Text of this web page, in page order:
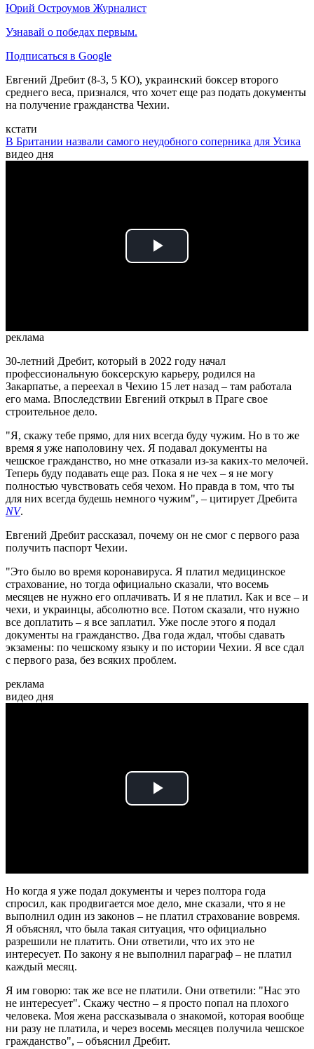
Юрий Остроумов Журналист
Узнавай о победах первым.
Подписаться в Google
Евгений Дребит (8-3, 5 КО), украинский боксер второго
среднего веса, признался, что хочет еще раз подать документы
на получение гражданства Чехии.
кстати
В Британии назвали самого неудобного соперника для Усика
видео дня
Play
реклама
30-летний Дребит, который в 2022 году начал
профессиональную боксерскую карьеру, родился на
Закарпатье, а переехал в Чехию 15 лет назад – там работала
его мама. Впоследствии Евгений открыл в Праге свое
строительное дело.
"Я, скажу тебе прямо, для них всегда буду чужим. Но в то же
время я уже наполовину чех. Я подавал документы на
чешское гражданство, но мне отказали из-за каких-то мелочей.
Теперь буду подавать еще раз. Пока я не чех – я не могу
полностью чувствовать себя чехом. Но правда в том, что ты
для них всегда будешь немного чужим", – цитирует Дребита
NV.
Евгений Дребит рассказал, почему он не смог с первого раза
получить паспорт Чехии.
"Это было во время коронавируса. Я платил медицинское
страхование, но тогда официально сказали, что восемь
месяцев не нужно его оплачивать. И я не платил. Как и все – и
чехи, и украинцы, абсолютно все. Потом сказали, что нужно
все доплатить – я все заплатил. Уже после этого я подал
документы на гражданство. Два года ждал, чтобы сдавать
экзамены: по чешскому языку и по истории Чехии. Я все сдал
с первого раза, без всяких проблем.
реклама
видео дня
Play
Но когда я уже подал документы и через полтора года
спросил, как продвигается мое дело, мне сказали, что я не
выполнил один из законов – не платил страхование вовремя.
Я объяснял, что была такая ситуация, что официально
разрешили не платить. Они ответили, что их это не
интересует. По закону я не выполнил параграф – не платил
каждый месяц.
Я им говорю: так же все не платили. Они ответили: "Нас это
не интересует". Скажу честно – я просто попал на плохого
человека. Моя жена рассказывала о знакомой, которая вообще
ни разу не платила, и через восемь месяцев получила чешское
гражданство", – объяснил Дребит.